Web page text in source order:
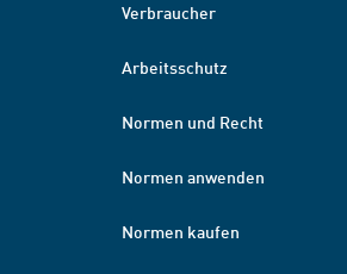
Verbraucher
Arbeitsschutz
Normen und Recht
Normen anwenden
Normen kaufen